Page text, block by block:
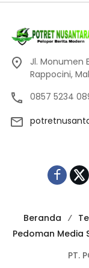
Jl. Monumen
Rappocini,
0857 5234
Beranda
Pedoman Media
PT.